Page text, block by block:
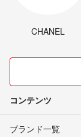
CHANEL
コンテンツ
ブランド一覧